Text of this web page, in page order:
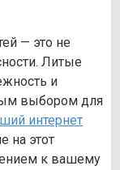
— это не
Литые
и
выбором для
интернет
на этот
к вашему